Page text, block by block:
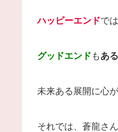
ハッピーエンドで
グッドエンド も あ
未来ある展開に心
それでは、蒼龍さ